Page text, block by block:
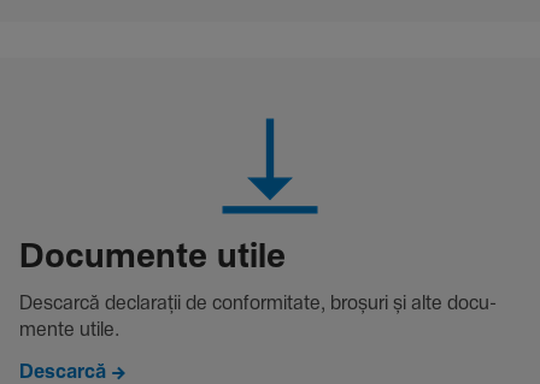
Docu­mente utile
Descarcă decla­rații de conformitate, broșuri și alte docu­
mente utile.
Descarcă